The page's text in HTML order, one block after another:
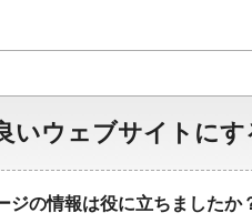
いウェブサイトに
ジの情報は役に立ちましたか